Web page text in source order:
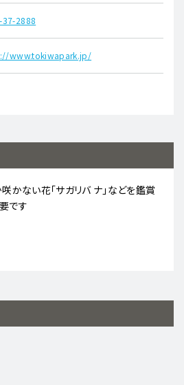
37-2888
www.tokiwapark.jp/
かない花「サガリバ ナ」などを鑑賞
です